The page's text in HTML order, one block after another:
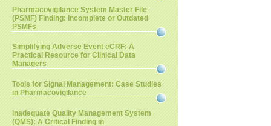
Pharmacovigilance System Master File
(PSMF) Finding: Incomplete or Outdated
PSMFs
Simplifying Adverse Event eCRF: A
Practical Resource for Clinical Data
Managers
Tools for Signal Management: Case Studies
in Pharmacovigilance
Inadequate Quality Management System
(QMS): A Critical Finding in